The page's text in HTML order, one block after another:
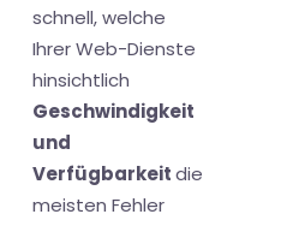
schnell, welche
Ihrer Web-Dienste
hinsichtlich
Geschwindigkeit
und
Verfügbarkeitdie
meisten Fehler